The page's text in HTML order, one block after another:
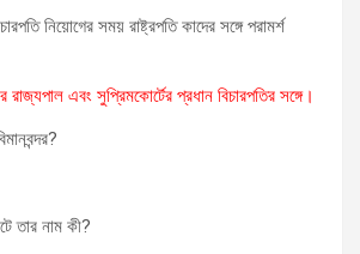
নিয়োগের সময় রাষ্ট্রপতি কাদের সঙ্গে পরামর্শ
রাজ্যপাল এবং সুপ্রিমকোর্টের প্রধান বিচারপতির সঙ্গে।
তার নাম কী?